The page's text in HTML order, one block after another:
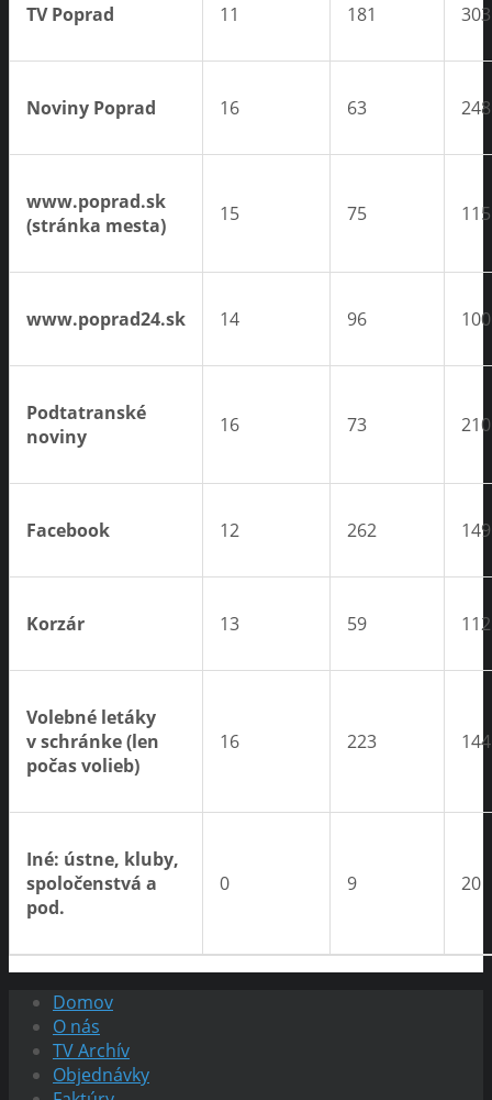
TV Poprad 11 181 303
Noviny Poprad 16 63 248
www.poprad.sk
(stránka mesta)
15 75 115
www.poprad24.sk 14 96 100
Podtatranské
noviny
16 73 210
Facebook 12 262 149
Korzár 13 59 112
Volebné letáky
v schránke (len
počas volieb)
16 223 144
Iné: ústne, kluby,
spoločenstvá a
pod.
0 9 20
Domov
O nás
TV Archív
Objednávky